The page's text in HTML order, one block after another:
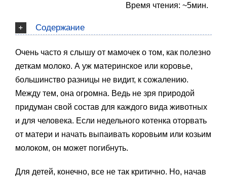
Время чтения: ~5мин.
Содержание
Очень часто я слышу от мамочек о том, как полезно
деткам молоко. А уж материнское или коровье,
большинство разницы не видит, к сожалению.
Между тем, она огромна. Ведь не зря природой
придуман свой состав для каждого вида животных
и для человека. Если недельного котенка оторвать
от матери и начать выпаивать коровьим или козьим
молоком, он может погибнуть.
Для детей, конечно, все не так критично. Но, начав